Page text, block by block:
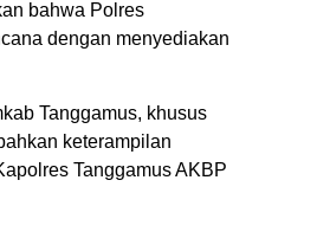
bahwa Polres
dengan menyediakan
Tanggamus, khusus
keterampilan
Tanggamus AKBP